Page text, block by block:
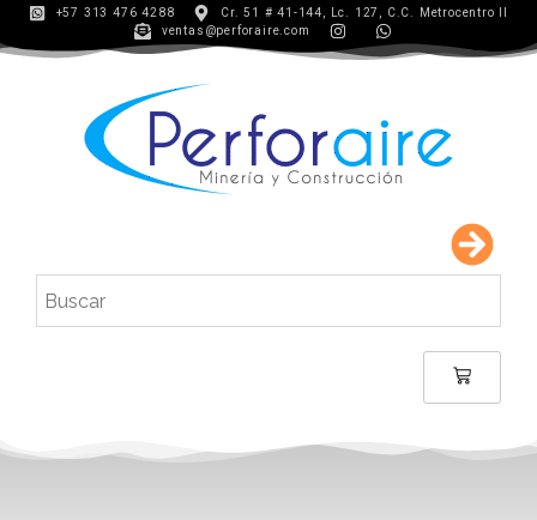
+57 313 476 4288
Cr. 51 # 41-144, Lc. 127, C.C. Metrocentro II
ventas@perforaire.com